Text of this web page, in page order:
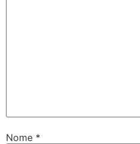
Nome *